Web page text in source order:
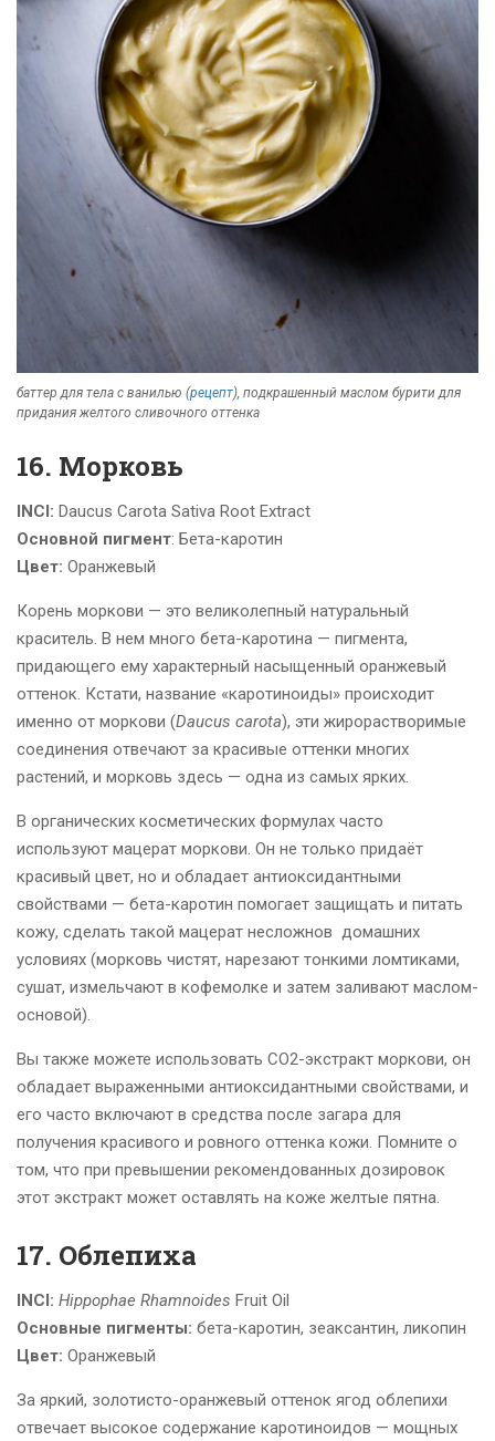
баттер для тела с ванилью (рецепт), подкрашенный маслом бурити для
придания желтого сливочного оттенка
16. Морковь
INCI: Daucus Carota Sativa Root Extract
Основной пигмент: Бета-каротин
Цвет: Оранжевый
Корень моркови — это великолепный натуральный
краситель. В нем много бета-каротина — пигмента,
придающего ему характерный насыщенный оранжевый
оттенок. Кстати, название «каротиноиды» происходит
именно от моркови (Daucus carota), эти жирорастворимые
соединения отвечают за красивые оттенки многих
растений, и морковь здесь — одна из самых ярких.
В органических косметических формулах часто
используют мацерат моркови. Он не только придаёт
красивый цвет, но и обладает антиоксидантными
свойствами — бета-каротин помогает защищать и питать
кожу, сделать такой мацерат несложнов домашних
условиях (морковь чистят, нарезают тонкими ломтиками,
сушат, измельчают в кофемолке и затем заливают маслом-
основой).
Вы также можете использовать СО2-экстракт моркови, он
обладает выраженными антиоксидантными свойствами, и
его часто включают в средства после загара для
получения красивого и ровного оттенка кожи. Помните о
том, что при превышении рекомендованных дозировок
этот экстракт может оставлять на коже желтые пятна.
17. Облепиха
INCI: Hippophae Rhamnoides Fruit Oil
Основные пигменты: бета-каротин, зеаксантин, ликопин
Цвет: Оранжевый
За яркий, золотисто-оранжевый оттенок ягод облепихи
отвечает высокое содержание каротиноидов — мощных